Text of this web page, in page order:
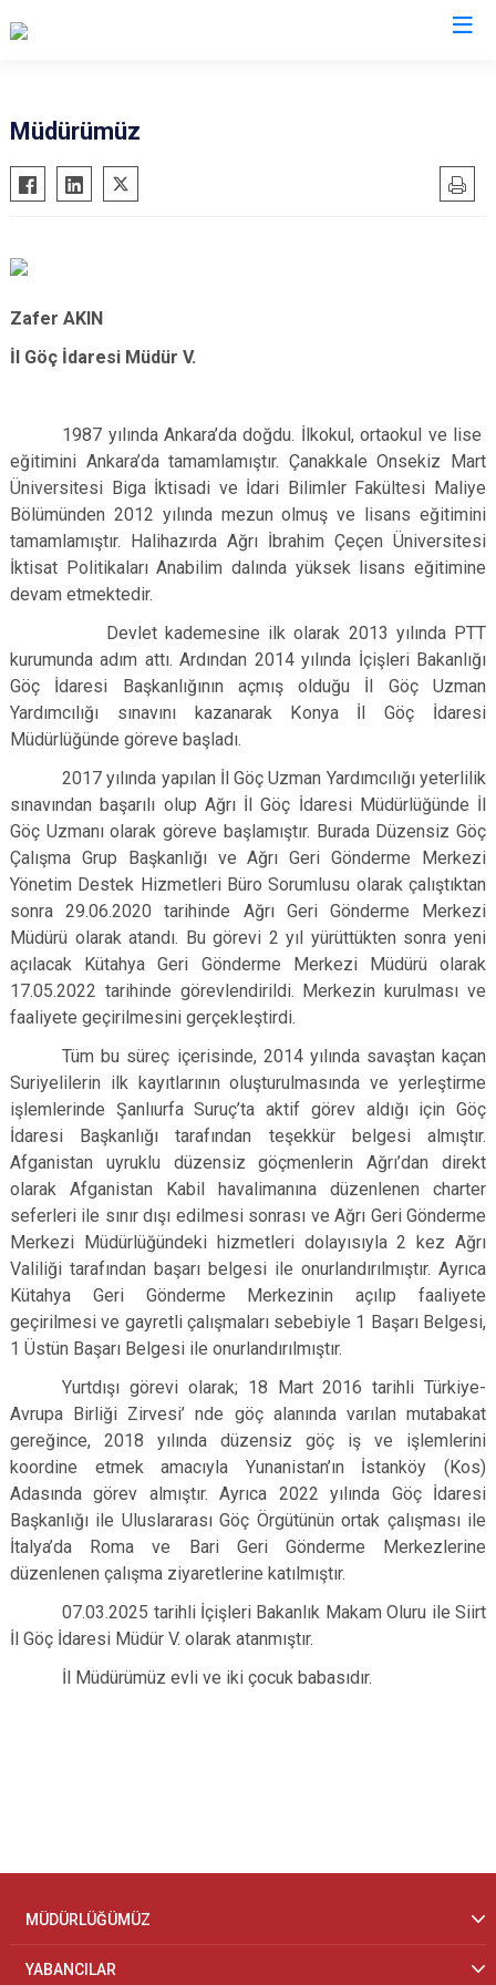
Müdürümüz
Zafer AKIN
İl Göç İdaresi Müdür V.
1987 yılında Ankara’da doğdu. İlkokul, ortaokul ve lise
eğitimini Ankara’da tamamlamıştır. Çanakkale Onsekiz Mart
Üniversitesi Biga İktisadi ve İdari Bilimler Fakültesi Maliye
Bölümünden 2012 yılında mezun olmuş ve lisans eğitimini
tamamlamıştır. Halihazırda Ağrı İbrahim Çeçen Üniversitesi
İktisat Politikaları Anabilim dalında yüksek lisans eğitimine
devam etmektedir.
Devlet kademesine ilk olarak 2013 yılında PTT
kurumunda adım attı. Ardından 2014 yılında İçişleri Bakanlığı
Göç İdaresi Başkanlığının açmış olduğu İl Göç Uzman
Yardımcılığı sınavını kazanarak Konya İl Göç İdaresi
Müdürlüğünde göreve başladı.
2017 yılında yapılan İl Göç Uzman Yardımcılığı yeterlilik
sınavından başarılı olup Ağrı İl Göç İdaresi Müdürlüğünde İl
Göç Uzmanı olarak göreve başlamıştır. Burada Düzensiz Göç
Çalışma Grup Başkanlığı ve Ağrı Geri Gönderme Merkezi
Yönetim Destek Hizmetleri Büro Sorumlusu olarak çalıştıktan
sonra 29.06.2020 tarihinde Ağrı Geri Gönderme Merkezi
Müdürü olarak atandı. Bu görevi 2 yıl yürüttükten sonra yeni
açılacak Kütahya Geri Gönderme Merkezi Müdürü olarak
17.05.2022 tarihinde görevlendirildi. Merkezin kurulması ve
faaliyete geçirilmesini gerçekleştirdi.
Tüm bu süreç içerisinde, 2014 yılında savaştan kaçan
Suriyelilerin ilk kayıtlarının oluşturulmasında ve yerleştirme
işlemlerinde Şanlıurfa Suruç’ta aktif görev aldığı için Göç
İdaresi Başkanlığı tarafından teşekkür belgesi almıştır.
Afganistan uyruklu düzensiz göçmenlerin Ağrı’dan direkt
olarak Afganistan Kabil havalimanına düzenlenen charter
seferleri ile sınır dışı edilmesi sonrası ve Ağrı Geri Gönderme
Merkezi Müdürlüğündeki hizmetleri dolayısıyla 2 kez Ağrı
Valiliği tarafından başarı belgesi ile onurlandırılmıştır. Ayrıca
Kütahya Geri Gönderme Merkezinin açılıp faaliyete
geçirilmesi ve gayretli çalışmaları sebebiyle 1 Başarı Belgesi,
1 Üstün Başarı Belgesi ile onurlandırılmıştır.
Yurtdışı görevi olarak; 18 Mart 2016 tarihli Türkiye-
Avrupa Birliği Zirvesi’ nde göç alanında varılan mutabakat
gereğince, 2018 yılında düzensiz göç iş ve işlemlerini
koordine etmek amacıyla Yunanistan’ın İstanköy (Kos)
Adasında görev almıştır. Ayrıca 2022 yılında Göç İdaresi
Başkanlığı ile Uluslararası Göç Örgütünün ortak çalışması ile
İtalya’da Roma ve Bari Geri Gönderme Merkezlerine
düzenlenen çalışma ziyaretlerine katılmıştır.
07.03.2025 tarihli İçişleri Bakanlık Makam Oluru ile Siirt
İl Göç İdaresi Müdür V. olarak atanmıştır.
İl Müdürümüz evli ve iki çocuk babasıdır.
MÜDÜRLÜĞÜMÜZ
YABANCILAR